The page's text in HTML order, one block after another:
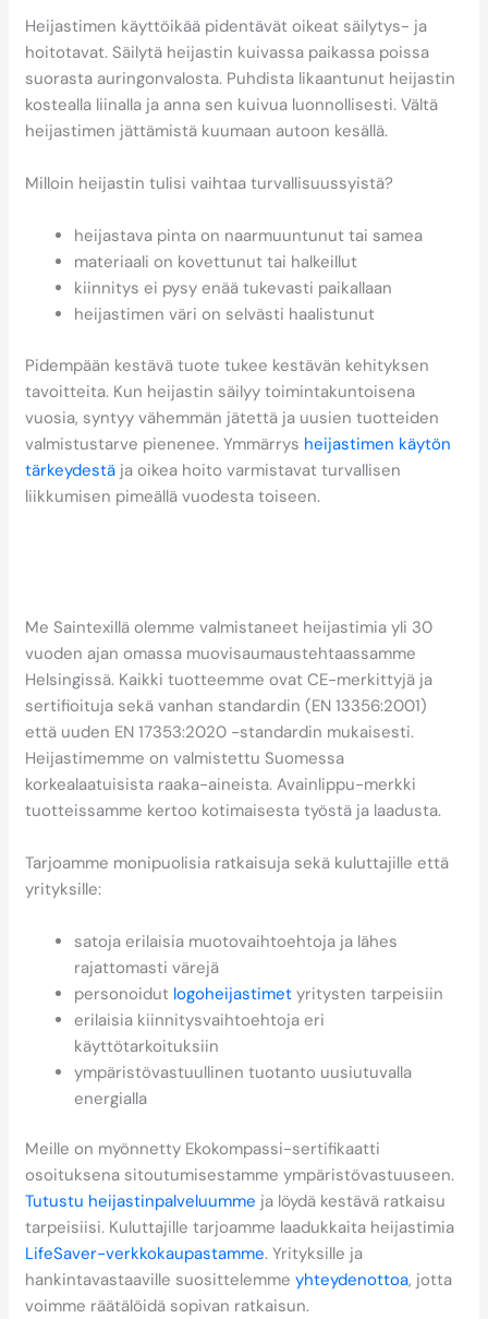
Heijastimen käyttöikää pidentävät oikeat säilytys- ja
hoitotavat. Säilytä heijastin kuivassa paikassa poissa
suorasta auringonvalosta. Puhdista likaantunut heijastin
kostealla liinalla ja anna sen kuivua luonnollisesti. Vältä
heijastimen jättämistä kuumaan autoon kesällä.
Milloin heijastin tulisi vaihtaa turvallisuussyistä?
heijastava pinta on naarmuuntunut tai samea
materiaali on kovettunut tai halkeillut
kiinnitys ei pysy enää tukevasti paikallaan
heijastimen väri on selvästi haalistunut
Pidempään kestävä tuote tukee kestävän kehityksen
tavoitteita. Kun heijastin säilyy toimintakuntoisena
vuosia, syntyy vähemmän jätettä ja uusien tuotteiden
valmistustarve pienenee. Ymmärrys heijastimen käytön
tärkeydestä ja oikea hoito varmistavat turvallisen
liikkumisen pimeällä vuodesta toiseen.
Me Saintexillä olemme valmistaneet heijastimia yli 30
vuoden ajan omassa muovisaumaustehtaassamme
Helsingissä. Kaikki tuotteemme ovat CE-merkittyjä ja
sertifioituja sekä vanhan standardin (EN 13356:2001)
että uuden EN 17353:2020 -standardin mukaisesti.
Heijastimemme on valmistettu Suomessa
korkealaatuisista raaka-aineista. Avainlippu-merkki
tuotteissamme kertoo kotimaisesta työstä ja laadusta.
Tarjoamme monipuolisia ratkaisuja sekä kuluttajille että
yrityksille:
satoja erilaisia muotovaihtoehtoja ja lähes
rajattomasti värejä
personoidut logoheijastimet yritysten tarpeisiin
erilaisia kiinnitysvaihtoehtoja eri
käyttötarkoituksiin
ympäristövastuullinen tuotanto uusiutuvalla
energialla
Meille on myönnetty Ekokompassi-sertifikaatti
osoituksena sitoutumisestamme ympäristövastuuseen.
Tutustu heijastinpalveluumme ja löydä kestävä ratkaisu
tarpeisiisi. Kuluttajille tarjoamme laadukkaita heijastimia
LifeSaver-verkkokaupastamme. Yrityksille ja
hankintavastaaville suosittelemmeyhteydenottoa, jotta
voimme räätälöidä sopivan ratkaisun.